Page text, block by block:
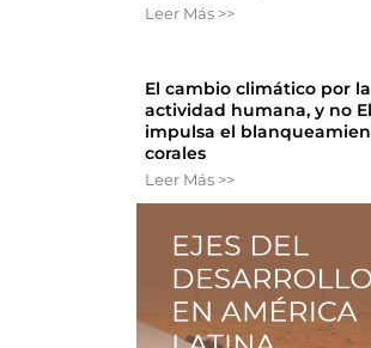
Leer Más >>
El cambio climático por la
actividad humana, y no
impulsa el
corales
Leer Más >>